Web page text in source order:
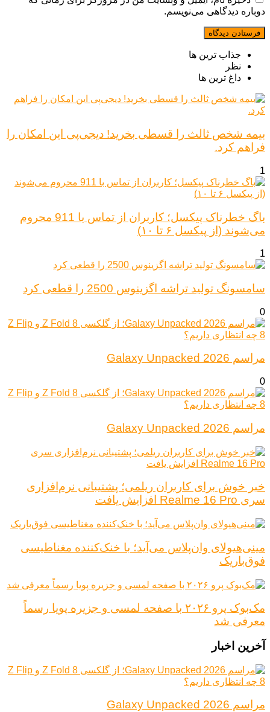
دوباره دیدگاهی می‌نویسم.
جذاب ترین ها
نظر
داغ ترین ها
بیمه شخص ثالث را قسطی بخرید! دیجی‌پی این امکان را
فراهم کرد.
1
باگ خطرناک پیکسل؛ کاربران از تماس با 911 محروم
می‌شوند (از پیکسل ۶ تا ۱۰)
1
سامسونگ تولید تراشه اگزینوس 2500 را قطعی کرد
0
مراسم Galaxy Unpacked 2026
0
مراسم Galaxy Unpacked 2026
خبر خوش برای کاربران ریلمی؛ پشتیبانی نرم‌افزاری
سری Realme 16 Pro افزایش یافت
مینی‌هیولای وان‌پلاس می‌آید؛ با خنک‌کننده مغناطیسی
فوق‌باریک
مک‌بوک پرو ۲۰۲۶ با صفحه لمسی و جزیره پویا رسماً
معرفی شد
آخرین اخبار
مراسم Galaxy Unpacked 2026